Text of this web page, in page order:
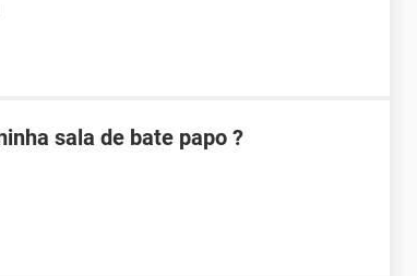
sala de bate papo ?